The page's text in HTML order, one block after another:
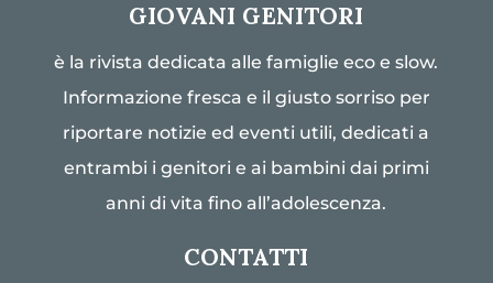
GIOVANI GENITORI
è la rivista dedicata alle famiglie eco e slow.
Informazione fresca e il giusto sorriso per
riportare notizie ed eventi utili, dedicati a
entrambi i genitori e ai bambini dai primi
anni di vita fino all’adolescenza.
CONTATTI